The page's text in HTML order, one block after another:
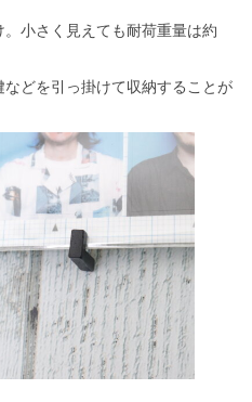
小さく見えても耐荷重量は約
どを引っ掛けて収納することが